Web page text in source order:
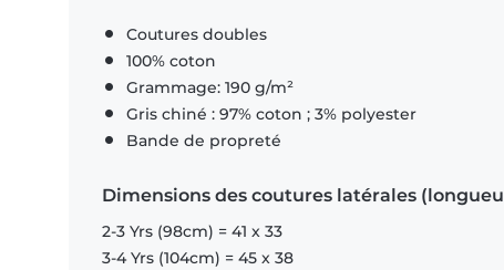
Coutures doubles
100% coton
Grammage: 190 g/m²
Gris chiné : 97% coton ; 3% polyester
Bande de propreté
Dimensions des coutures latérales
2-3 Yrs (98cm) = 41 x 33
3-4 Yrs (104cm) = 45 x 38